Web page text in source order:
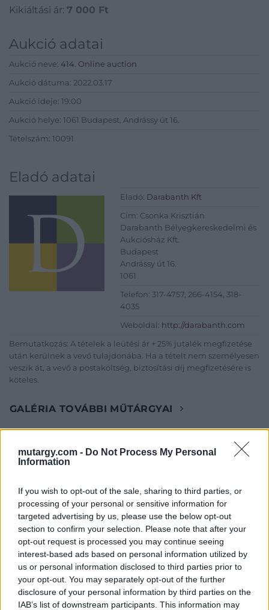
mutargy.com - Do Not Process My Personal
Information
If you wish to opt-out of the sale, sharing to third parties, or
processing of your personal or sensitive information for
targeted advertising by us, please use the below opt-out
section to confirm your selection. Please note that after your
opt-out request is processed you may continue seeing
interest-based ads based on personal information utilized by
us or personal information disclosed to third parties prior to
your opt-out. You may separately opt-out of the further
disclosure of your personal information by third parties on the
IAB’s list of downstream participants. This information may
Kikiáltási ár: 7 000 Ft
Aukció adatai
Aukció neve: 414. Online auction
Aukció dátuma: 2022.03.17
Aukció ideje: 19:00
Aukció helye: 1061 Budapest, Andrássy út 16.
Tételszám: 10091
Eladó adatai
Eladó: Darabanth Kft
Cím: Csonka Krisztián
Darabanth Bélyegkereskedelmi és
Aukciósház Kft.
Budapest
Andrássy út 16.
1061
Telefon: 317-4757, 266-4154, 318-
4035
Weboldal: http://darabanth.com
Bemutatkozás: A tételek a leütési ár + 25% jutalék megfizetése
után kerülnek a vevő tulajdonába. Ha a tételt nem személyesen
veszik át, a vevő a postaköltség, biztosítási díj megfizetésére is
köteles.
GALÉRIA TOVÁBBI MŰTÁRGYAI
KAPCSOLÓDÓ MŰTÁRGYAK